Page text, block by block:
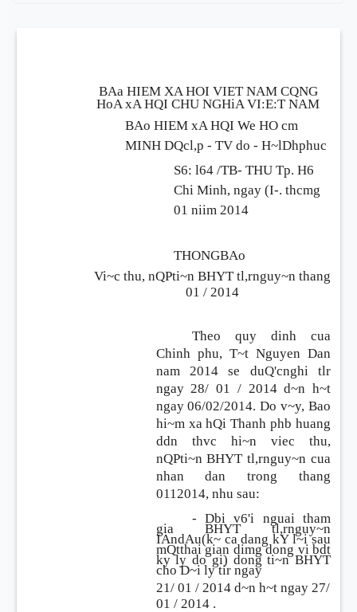
BAa HIEM XAHOI VIET NAM CQNG
HoAxAHQI CHU NGHiAVI:E:TNAM
BAo HIEM xAHQI We HO cm
MINH DQcl,p - TV do - H~lDhphuc
S6:l64/TB- THUTp.H6
Chi Minh, ngay(I-.thcmg
01 niim 2014
THONGBAo
Vi~c thu, nQPti~n BHYT tl,rnguy~n thang
01 / 2014
Theo quy dinh cua
Chinh phu, T~t Nguyen Dan
nam 2014 se duQ'cnghi tlr
ngay 28/ 01 / 2014d~n h~t
ngay 06/02/2014. Do v~y, Bao
hi~m xa hQi Thanh phb huang
ddn thvc hi~n viec thu,
nQPti~n BHYT tl,rnguy~n cua
nhan dan trong thang
0112014, nhu sau:
- Dbi v6'i nguai tham
gia BHYT tl,rnguy~n
IAndAu(k~ ca dangkYl~i sau
mQtthai gian dimg dong vi bdt
kyly do gi) dong ti~n BHYT
cho D~i ly tir ngay
21/01 / 2014 d~n h~t ngay 27/
01 / 2014 .